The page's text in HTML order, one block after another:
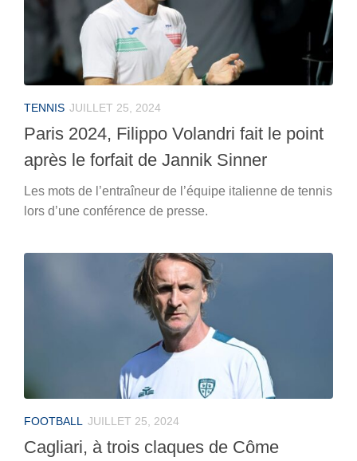
TENNIS JUILLET 25, 2024
Paris 2024, Filippo Volandri fait le point
après le forfait de Jannik Sinner
Les mots de l’entraîneur de l’équipe italienne de tennis
lors d’une conférence de presse.
FOOTBALL JUILLET 25, 2024
Cagliari, à trois claques de Côme